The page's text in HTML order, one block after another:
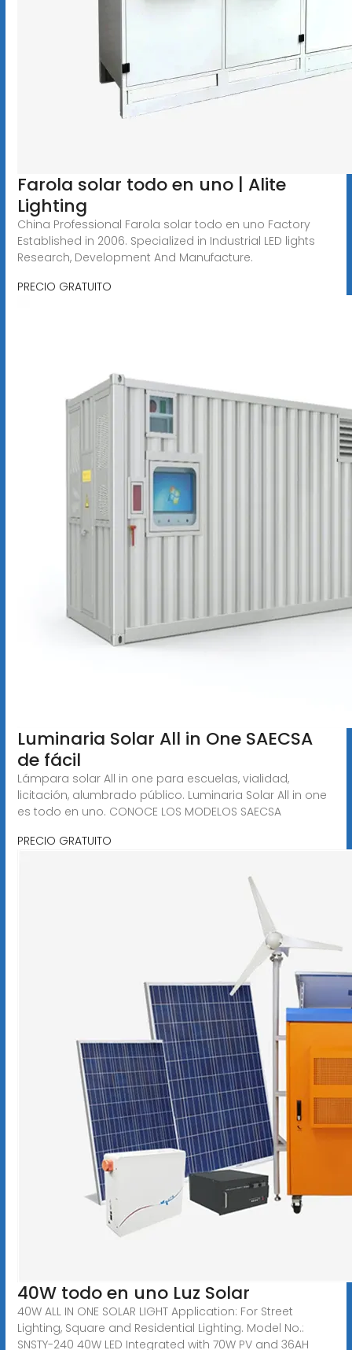
Farola solar todo en uno | Alite
Lighting
China Professional Farola solar todo en uno Factory
Established in 2006. Specialized in Industrial LED lights
Research, Development And Manufacture.
PRECIO GRATUITO
Luminaria Solar All in One SAECSA
de fácil
Lámpara solar All in one para escuelas, vialidad,
licitación, alumbrado público. Luminaria Solar All in one
es todo en uno. CONOCE LOS MODELOS SAECSA
PRECIO GRATUITO
40W todo en uno Luz Solar
40W ALL IN ONE SOLAR LIGHT Application: For Street
Lighting, Square and Residential Lighting. Model No.:
SNSTY-240 40W LED Integrated with 70W PV and 36AH